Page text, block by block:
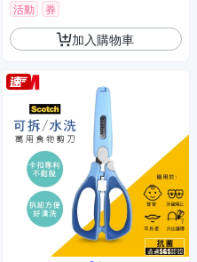
活動 券
加入購物車